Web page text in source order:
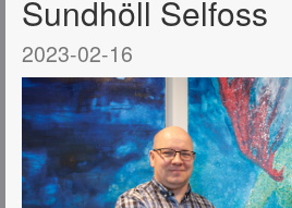
Sundhöll Selfoss
2023-02-16